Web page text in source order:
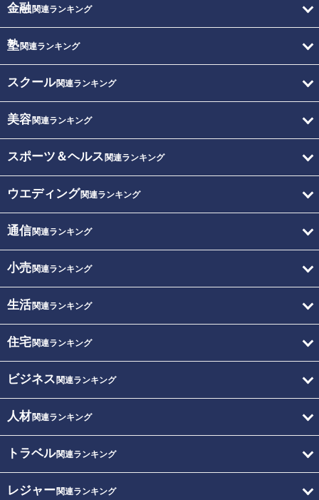
金融関連ランキング
塾関連ランキング
スクール関連ランキング
美容関連ランキング
スポーツ＆ヘルス 関連ランキング
ウエディング関連ランキング
通信関連ランキング
小売関連ランキング
生活関連ランキング
住宅関連ランキング
ビジネス 関連ランキング
人材関連ランキング
トラベル関連ランキング
レジャー関連ランキング